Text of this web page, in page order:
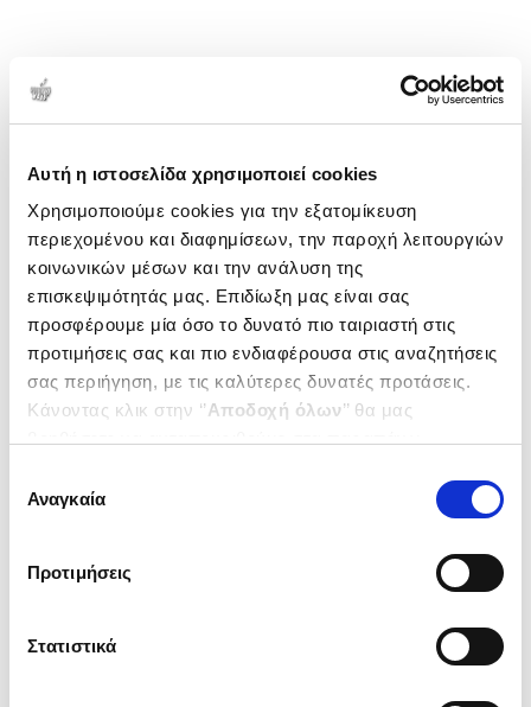
Αυτή η ιστοσελίδα χρησιμοποιεί cookies
Χρησιμοποιούμε cookies για την εξατομίκευση
περιεχομένου και διαφημίσεων, την παροχή λειτουργιών
κοινωνικών μέσων και την ανάλυση της
επισκεψιμότητάς μας. Επιδίωξη μας είναι σας
προσφέρουμε μία όσο το δυνατό πιο ταιριαστή στις
προτιμήσεις σας και πιο ενδιαφέρουσα στις αναζητήσεις
σας περιήγηση, με τις καλύτερες δυνατές προτάσεις.
Κάνοντας κλικ στην ‘’Αποδοχή όλων’’ θα μας
ενδιαφέρουν και να επιλέξετε από τα παρακάτω με την
΄΄και να ενημερωθείτε σχετικά με
συγκατάθεσης
Αναγκαία
Προτιμήσεις
Στατιστικά